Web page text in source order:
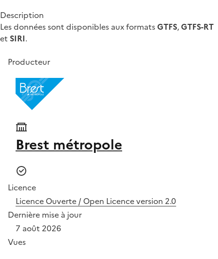
Description
Les données sont disponibles aux formatsGTFS,GTFS-RT
et SIRI.
Producteur
Brest métropole
Licence
Licence Ouverte / Open Licence version 2.0
Dernière mise à jour
7 août 2026
Vues